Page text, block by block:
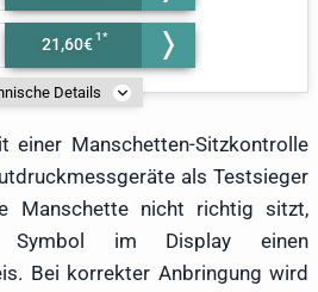
21,60€
Details
einer Manschetten-Sitzkontrolle
als Testsieger
Manschette nicht richtig sitzt,
im Display einen
Bei korrekter Anbringung wird